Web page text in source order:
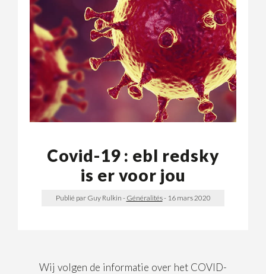
Covid-19 : ebl redsky
is er voor jou
Publié par Guy Rulkin - Généralités- 16 mars 2020
Wij volgen de informatie over het COVID-